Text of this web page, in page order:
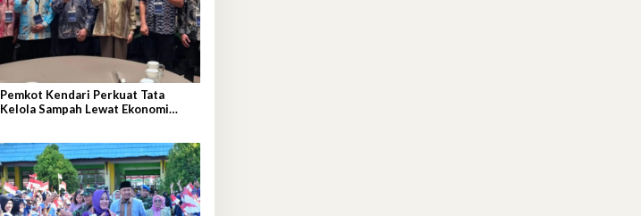
Pemkot Kendari Perkuat Tata
Kelola Sampah Lewat Ekonomi